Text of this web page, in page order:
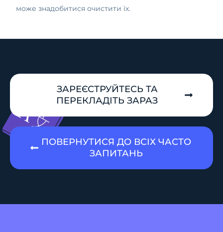
може знадобитися очистити їх.
ЗАРЕЄСТРУЙТЕСЬ ТА
ПЕРЕКЛАДІТЬ ЗАРАЗ
ПОВЕРНУТИСЯ ДО ВСІХ ЧАСТО
ЗАПИТАНЬ